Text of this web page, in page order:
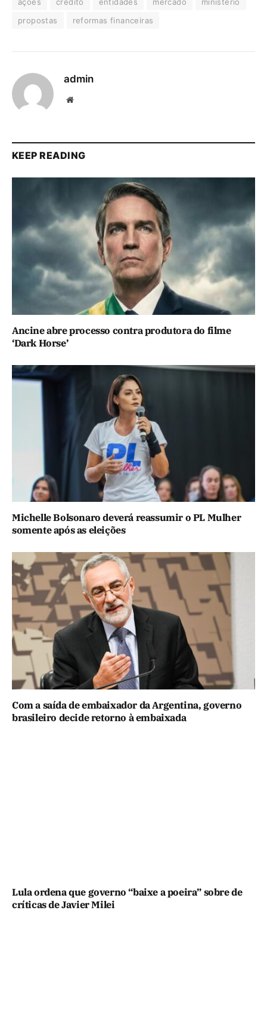
ações credito entidades mercado
ministerio
propostas
reformas financeiras
admin
Website
KEEP READING
Ancine abre processo contra produtora do filme
‘Dark Horse’
Michelle Bolsonaro deverá reassumir o PL Mulher
somente após as eleições
Com a saída de embaixador da Argentina, governo
brasileiro decide retorno à embaixada
Lula ordena que governo “baixe a poeira” sobre de
críticas de Javier Milei